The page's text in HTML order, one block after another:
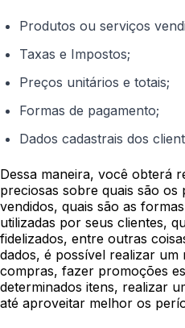
Produtos ou serviços
Taxas e Impostos;
Preços unitários e totais;
Formas de pagamento;
Dados cadastrais dos
Dessa maneira, você obterá
preciosas sobre quais são
vendidos, quais são as
utilizadas por seus clientes,
fidelizados, entre outras
dados, é possível realizar um
compras, fazer promoções
determinados itens, realizar
até aproveitar melhor os